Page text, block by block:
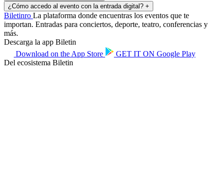
¿Cómo accedo al evento con la entrada digital? +
Biletinro La plataforma donde encuentras los eventos que te
importan. Entradas para conciertos, deporte, teatro, conferencias y
más.
Descarga la app Biletin
Download on the App Store GET IT ON Google Play
Del ecosistema Biletin